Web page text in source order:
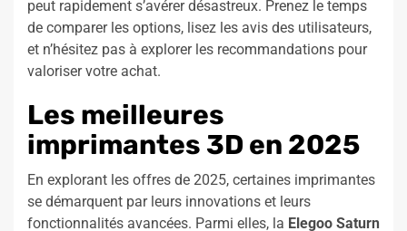
peut rapidement s’avérer désastreux. Prenez le temps
de comparer les options, lisez les avis des utilisateurs,
et n’hésitez pas à explorer les recommandations pour
valoriser votre achat.
Les meilleures
imprimantes 3D en 2025
En explorant les offres de 2025, certaines imprimantes
se démarquent par leurs innovations et leurs
fonctionnalités avancées. Parmi elles, la Elegoo Saturn